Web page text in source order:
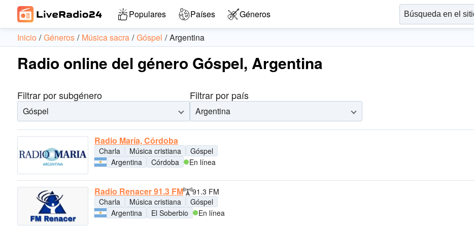
Populares Países Géneros
Inicio Géneros Música sacra Góspel Argentina
Radio online del género Góspel, Argentina
Filtrar por subgénero
Góspel
Filtrar por país
Argentina
Radio María, Córdoba
Charla Música cristiana
Góspel
Argentina
Córdoba En línea
Radio Renacer 91.3 FM
91.3 FM
Charla
Música cristiana
Góspel
Argentina
El Soberbio En línea